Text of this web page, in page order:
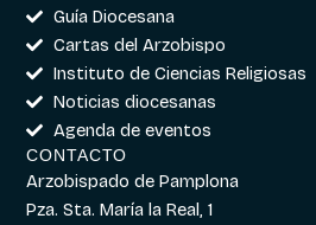
Guía Diocesana
Cartas del Arzobispo
Instituto de Ciencias Religiosas
Noticias diocesanas
Agenda de eventos
CONTACTO
Arzobispado de Pamplona
Pza. Sta. María la Real, 1